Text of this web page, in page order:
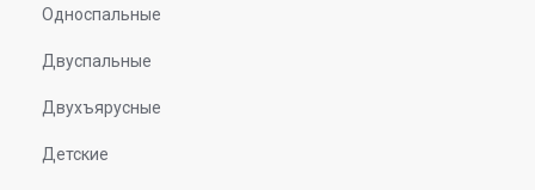
Односпальные
Двуспальные
Двухъярусные
Детские